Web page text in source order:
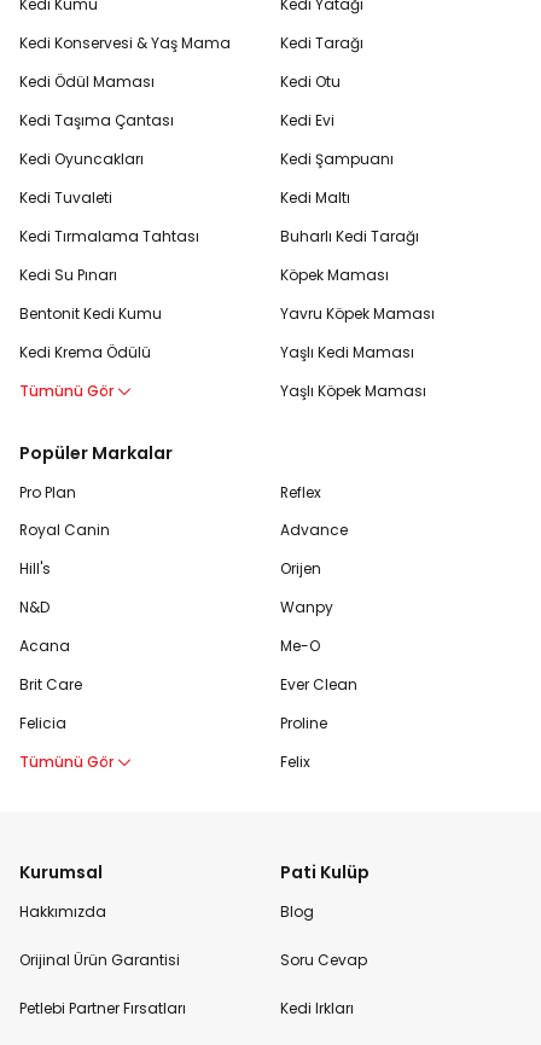
Kedi Konservesi & Yaş Mama
Kedi Ödül Maması
Kedi Taşıma Çantası
Kedi Oyuncakları
Kedi Tuvaleti
Kedi Tırmalama Tahtası
Kedi Su Pınarı
Bentonit Kedi Kumu
Kedi Krema Ödülü
Tümünü Gör
Kedi Tarağı
Kedi Otu
Kedi Evi
Kedi Şampuanı
Kedi Maltı
Buharlı Kedi Tarağı
Köpek Maması
Yavru Köpek Maması
Yaşlı Kedi Maması
Yaşlı Köpek Maması
Popüler Markalar
Pro Plan
Royal Canin
Hill's
N&D
Acana
Brit Care
Felicia
Tümünü Gör
Reflex
Advance
Orijen
Wanpy
Me-O
Ever Clean
Proline
Felix
Kurumsal
Hakkımızda
Orijinal Ürün Garantisi
Petlebi Partner Fırsatları
Pati Kulüp
Blog
Soru Cevap
Kedi Irkları